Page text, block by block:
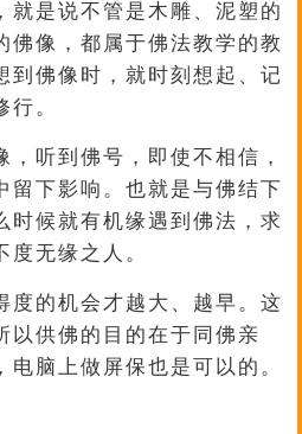
就是说不管是木雕、泥塑的
佛像，都属于佛法教学的教
到佛像时，就时刻想起、记
。
，听到佛号，即使不相信，
留下影响。也就是与佛结下
时候就有机缘遇到佛法，求
无缘之人。
度的机会才越大、越早。这
以供佛的目的在于同佛亲
脑上做屏保也是可以的。